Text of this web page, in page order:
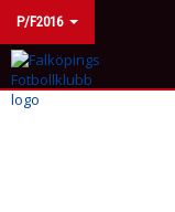
P/F2016
HEM